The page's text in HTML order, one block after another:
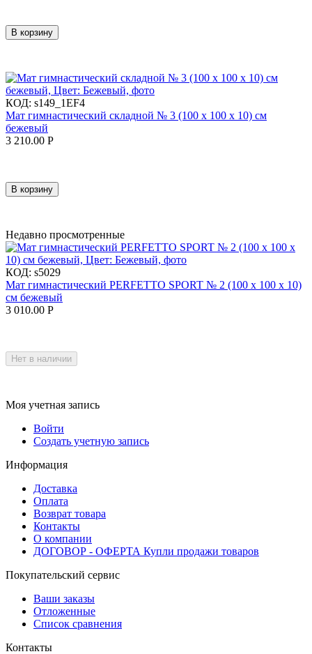
В корзину
КОД: s149_1EF4
Мат гимнастический складной № 3 (100 х 100 х 10) см
бежевый
3 210.00 Р
В корзину
Недавно просмотренные
КОД: s5029
Мат гимнастический PERFETTO SPORT № 2 (100 х 100 х 10)
см бежевый
3 010.00 Р
Нет в наличии
Моя учетная запись
Войти
Создать учетную запись
Информация
Доставка
Оплата
Возврат товара
Контакты
О компании
ДОГОВОР - ОФЕРТА Купли продажи товаров
Покупательский сервис
Ваши заказы
Отложенные
Список сравнения
Контакты